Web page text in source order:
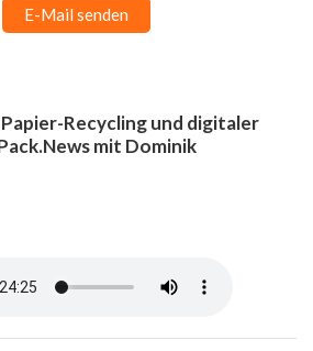
E-Mail senden
Recycling und digitaler
mit Dominik